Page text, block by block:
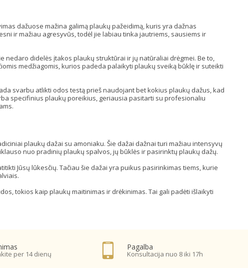
dažuose mažina galimą plaukų pažeidimą, kuris yra dažnas
ir mažiau agresyvūs, todėl jie labiau tinka jautriems, sausiems ir
nedaro didelės įtakos plaukų struktūrai ir jų natūraliai drėgmei. Be to,
medžiagomis, kurios padeda palaikyti plaukų sveiką būklę ir suteikti
svarbu atlikti odos testą prieš naudojant bet kokius plaukų dažus, kad
specifinius plaukų poreikius, geriausia pasitarti su profesionaliu
plaukų dažai su amoniaku. Šie dažai dažnai turi mažiau intensyvų
nuo pradinių plaukų spalvos, jų būklės ir pasirinktų plaukų dažų.
Jūsų lūkesčių. Tačiau šie dažai yra puikus pasirinkimas tiems, kurie
tokios kaip plaukų maitinimas ir drėkinimas. Tai gali padėti išlaikyti
per 14 dienų
Pagalba
Konsultacija nuo 8 iki 17h